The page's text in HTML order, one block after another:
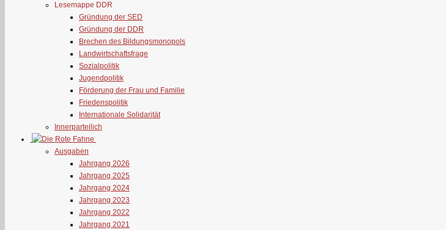
Lesemappe DDR
Gründung der SED
Gründung der DDR
Brechen des Bildungsmonopols
Landwirtschaftsfrage
Sozialpolitik
Jugendpolitik
Förderung der Frau und Familie
Friedenspolitik
Internationale Solidarität
Innerparteilich
Ausgaben
Jahrgang 2026
Jahrgang 2025
Jahrgang 2024
Jahrgang 2023
Jahrgang 2022
Jahrgang 2021